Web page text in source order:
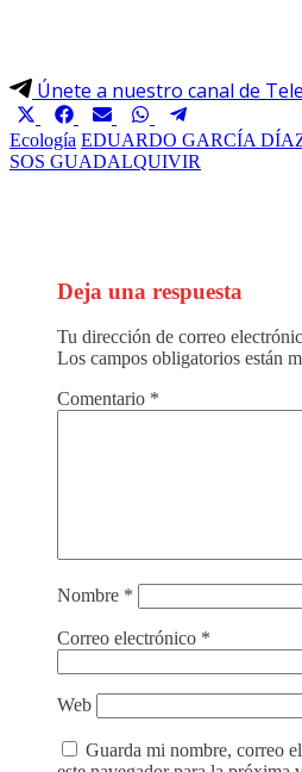
Únete a nuestro canal de
Compartir
en
X
Compartir
en
Facebook
Compartir
en
Email
Compartir
en
WhatsApp
en
Telegram
Ecología EDUARDO GARCÍA
SOS GUADALQUIVIR
Deja una respuesta
Tu dirección de correo
Los campos obligatorios están
Comentario *
Nombre *
Correo electrónico *
Web
Guarda mi nombre, correo